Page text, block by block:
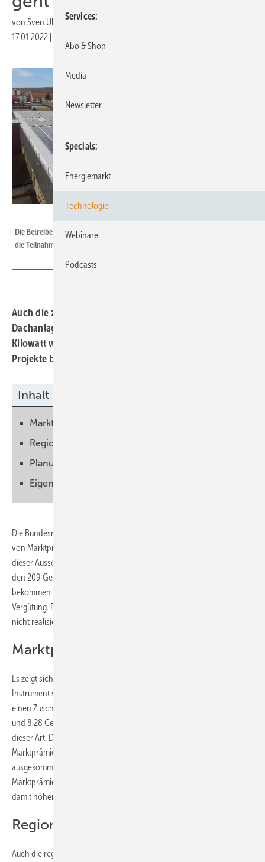
von Sven Ullrich
17.01.2022
Die Betreiber von großen Dachanlagen können mit dem Eigenverbrauch
die Teilnahme an Ausschreibungen verhindern.
Auch die zweite Ausschreibung von Marktprämien für
Dachanlagen mit einer Leistung von mehr als 300
Kilowatt waren überzeichnet. Nur zwei Drittel der
Projekte bekommen einen Vergütung.
Inhalt
Marktprämie steigt auf 7,53 Cent
Regionale Unterschiede
Planung wird komplizierter
Eigenverbrauch ohne Ausschreibung
Die Bundesnetzagentur hat die Ergebnisse der zweite Ausschreibung
von Marktprämien für solare Dachanlagen bekanntgegeben. Auch in
dieser Ausschreibungsrunde gingen viele Projekte leer aus. Denn von
den 209 Geboten mit einer Gesamtleistung von 233 Megawatt
bekommen nur 136 Projekte mit einer Leistung von 154 Megawatt eine
Vergütung. Damit kann immerhin ein Drittel der geplanten Anlagen
nicht realisiert werden.
Marktprämie steigt auf 7,53 Cent
Es zeigt sich auch, dass die Ausschreibungen kein geeignetes
Instrument sind, um die Kosten zu senken. Denn die Gebote, die noch
einen Zuschlag bekommen haben liegen mit Werten zwischen 5,70
und 8,28 Cent pro Kilowatt höher als bei der ersten Ausschreibung
dieser Art. Damals bekamen Projekte einen Zuschlag, die mit
Marktprämien zwischen 5,35 und 7,89 Cent pro Kilowatt
ausgekommen sind. Mengengewichtet liegt die Höhe der
Marktprämien in dieser Ausschreibung bei 7,43 Cent pro Kilowatt und
damit höher als in der Vorrunde, als er 6,88 Cent pro Kilowatt betrug.
Regionale Unterschiede
Auch die regionale Verteilung war genauso unterschiedlich wie die
Services
Abo & Shop
Media
Newsletter
Specials
Energiemarkt
Technologie
Webinare
Podcasts